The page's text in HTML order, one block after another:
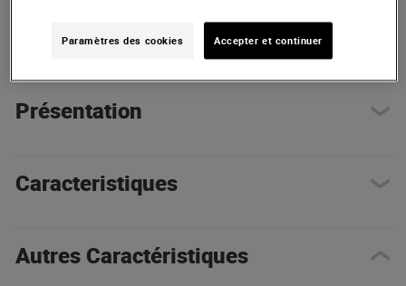
Autres Caractéristiques | Présentation
Présentation
Caracteristiques
Autres Caractéristiques
Paramètres des cookies Accepter et continuer